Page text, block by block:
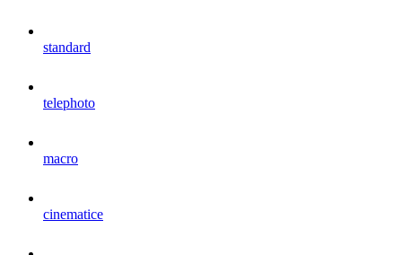
standard
telephoto
macro
cinematice